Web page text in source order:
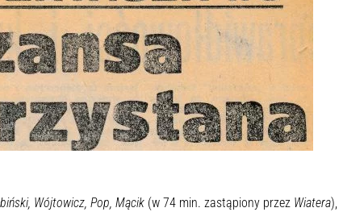
Wójtowicz, Pop, Mącik(w 74 min. zastąpiony przez Wiatera),